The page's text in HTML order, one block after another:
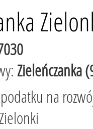
Zieleńczanka
na